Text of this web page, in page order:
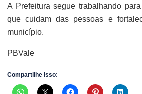
A Prefeitura segue trabalhando
que cuidam das pessoas e
município.
PBVale
Compartilhe isso: